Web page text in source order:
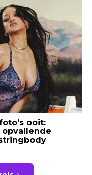
ooit: